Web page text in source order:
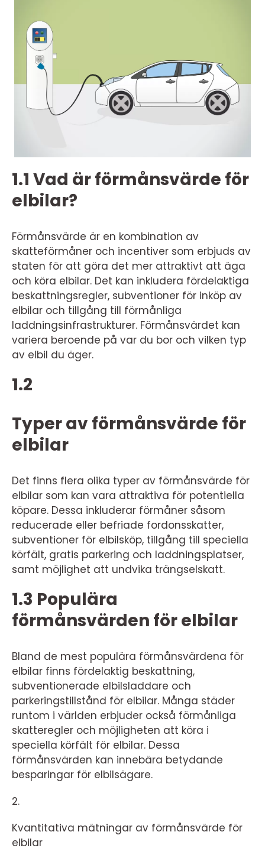
1.1 Vad är förmånsvärde för
elbilar?
Förmånsvärde är en kombination av
skatteförmåner och incentiver som erbjuds av
staten för att göra det mer attraktivt att äga
och köra elbilar. Det kan inkludera fördelaktiga
beskattningsregler, subventioner för inköp av
elbilar och tillgång till förmånliga
laddningsinfrastrukturer. Förmånsvärdet kan
variera beroende på var du bor och vilken typ
av elbil du äger.
1.2
Typer av förmånsvärde för
elbilar
Det finns flera olika typer av förmånsvärde för
elbilar som kan vara attraktiva för potentiella
köpare. Dessa inkluderar förmåner såsom
reducerade eller befriade fordonsskatter,
subventioner för elbilsköp, tillgång till speciella
körfält, gratis parkering och laddningsplatser,
samt möjlighet att undvika trängselskatt.
1.3 Populära
förmånsvärden för elbilar
Bland de mest populära förmånsvärdena för
elbilar finns fördelaktig beskattning,
subventionerade elbilsladdare och
parkeringstillstånd för elbilar. Många städer
runtom i världen erbjuder också förmånliga
skatteregler och möjligheten att köra i
speciella körfält för elbilar. Dessa
förmånsvärden kan innebära betydande
besparingar för elbilsägare.
2.
Kvantitativa mätningar av förmånsvärde för
elbilar